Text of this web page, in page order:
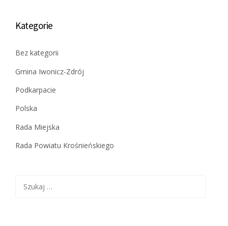
Kategorie
Bez kategorii
Gmina Iwonicz-Zdrój
Podkarpacie
Polska
Rada Miejska
Rada Powiatu Krośnieńskiego